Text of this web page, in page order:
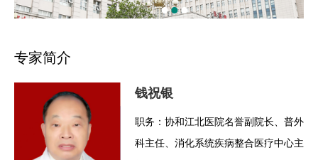
专家简介
钱祝银
职务：协和江北医院名誉副院长、普外
科主任、消化系统疾病整合医疗中心主